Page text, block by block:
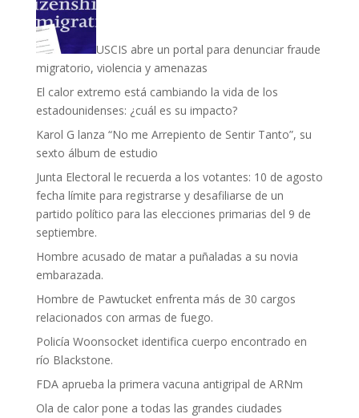
USCIS abre un portal para denunciar fraude
migratorio, violencia y amenazas
El calor extremo está cambiando la vida de los
estadounidenses: ¿cuál es su impacto?
Karol G lanza “No me Arrepiento de Sentir Tanto”, su
sexto álbum de estudio
Junta Electoral le recuerda a los votantes: 10 de agosto
fecha límite para registrarse y desafiliarse de un
partido político para las elecciones primarias del 9 de
septiembre.
Hombre acusado de matar a puñaladas a su novia
embarazada.
Hombre de Pawtucket enfrenta más de 30 cargos
relacionados con armas de fuego.
Policía Woonsocket identifica cuerpo encontrado en
río Blackstone.
FDA aprueba la primera vacuna antigripal de ARNm
Ola de calor pone a todas las grandes ciudades